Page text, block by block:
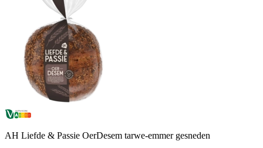
AH Liefde & Passie OerDesem tarwe-emmer gesneden